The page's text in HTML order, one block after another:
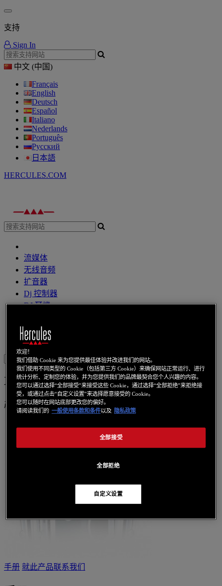
支持
Sign In
中文 (中国)
Français
English
Deutsch
Español
Italiano
Nederlands
Português
Русский
日本語
HERCULES.COM
流媒体
无线音频
扩音器
Dj 控制器
DJ 耳機
其他
網路攝像頭
Sign in
XPS 5.1 70
产品编号 4768136 4780409
手册 就此产品联系我们
欢迎！
我们借助 Cookie 来为您提供最佳体验并改进我们的网站。
我们使用不同类型的 Cookie（包括第三方 Cookie）来确保网站正常运行、进行
统计分析、定制您的体验，并为您提供我们的品牌最契合您个人兴趣的内容。
您可以通过选择“全部接受”来接受这些 Cookie，通过选择“全部拒绝”来拒绝接
受，或通过点击“自定义设置”来选择愿意接受的 Cookie。
您可以随时在网站底部更改您的偏好。
请阅读我们的 一般使用条款和条件以及 隐私政策
全部拒绝
全部接受
自定义设置